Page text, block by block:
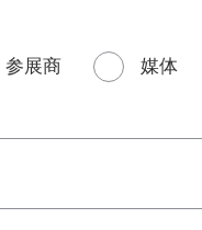
参展商 媒体